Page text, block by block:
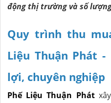
động thị trường và số
Quy trình thu
Liệu Thuận Phát
lợi, chuyên nghiệp
Phế Liệu Thuận Phát